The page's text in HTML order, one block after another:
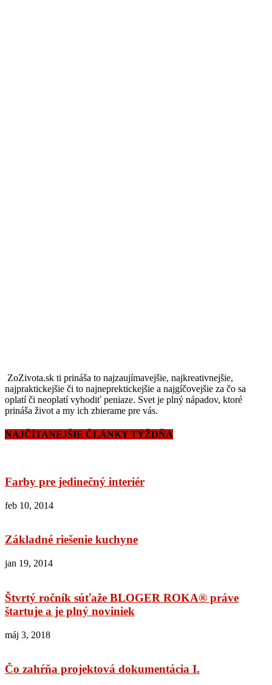
ZoZivota.sk ti prináša to najzaujímavejšie, najkreativnejšie,
najpraktickejšie či to najneprektickejšie a najgíčovejšie za čo sa
oplatí či neoplatí vyhodiť peniaze. Svet je plný nápadov, ktoré
prináša život a my ich zbierame pre vás.
NAJČÍTANEJŠIE ČLÁNKY TÝŽDŇA
Farby pre jedinečný interiér
feb 10, 2014
Základné riešenie kuchyne
jan 19, 2014
Štvrtý ročník súťaže BLOGER ROKA® práve
štartuje a je plný noviniek
máj 3, 2018
Čo zahŕňa projektová dokumentácia I.